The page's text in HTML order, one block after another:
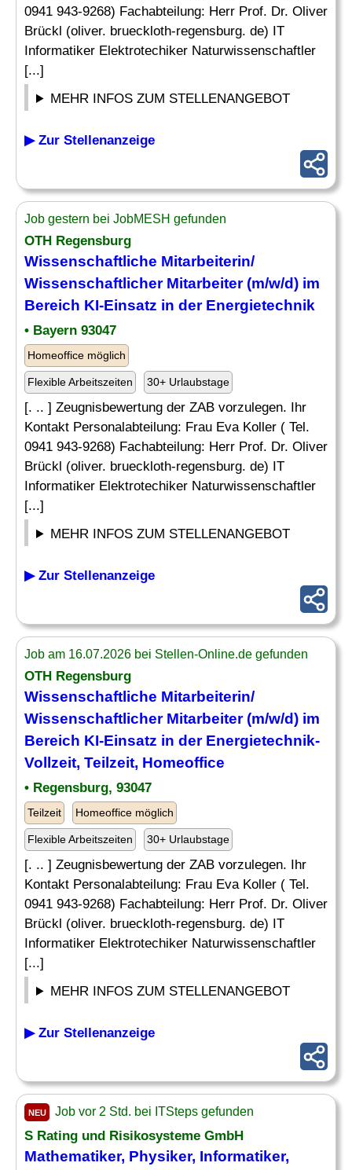
0941 943-9268) Fachabteilung: Herr Prof. Dr. Oliver
Brückl (oliver. brueckloth-regensburg. de) IT
Informatiker Elektrotechiker Naturwissenschaftler
[...]
MEHR INFOS ZUM STELLENANGEBOT
▶ Zur Stellenanzeige
Job gestern bei JobMESH gefunden
OTH Regensburg
Wissenschaftliche Mitarbeiterin/
Wissenschaftlicher Mitarbeiter (m/w/d) im
Bereich KI-Einsatz in der Energietechnik
• Bayern 93047
Homeoffice möglich
Flexible Arbeitszeiten 30+ Urlaubstage
[. .. ] Zeugnisbewertung der ZAB vorzulegen. Ihr
Kontakt Personalabteilung: Frau Eva Koller ( Tel.
0941 943-9268) Fachabteilung: Herr Prof. Dr. Oliver
Brückl (oliver. brueckloth-regensburg. de) IT
Informatiker Elektrotechiker Naturwissenschaftler
[...]
MEHR INFOS ZUM STELLENANGEBOT
▶ Zur Stellenanzeige
Job am 16.07.2026 bei Stellen-Online.de gefunden
OTH Regensburg
Wissenschaftliche Mitarbeiterin/
Wissenschaftlicher Mitarbeiter (m/w/d) im
Bereich KI-Einsatz in der Energietechnik-
Vollzeit, Teilzeit, Homeoffice
• Regensburg, 93047
Teilzeit Homeoffice möglich
Flexible Arbeitszeiten 30+ Urlaubstage
[. .. ] Zeugnisbewertung der ZAB vorzulegen. Ihr
Kontakt Personalabteilung: Frau Eva Koller ( Tel.
0941 943-9268) Fachabteilung: Herr Prof. Dr. Oliver
Brückl (oliver. brueckloth-regensburg. de) IT
Informatiker Elektrotechiker Naturwissenschaftler
[...]
MEHR INFOS ZUM STELLENANGEBOT
▶ Zur Stellenanzeige
NEU Job vor 2 Std. bei ITSteps gefunden
S Rating und Risikosysteme GmbH
Mathematiker, Physiker, Informatiker,